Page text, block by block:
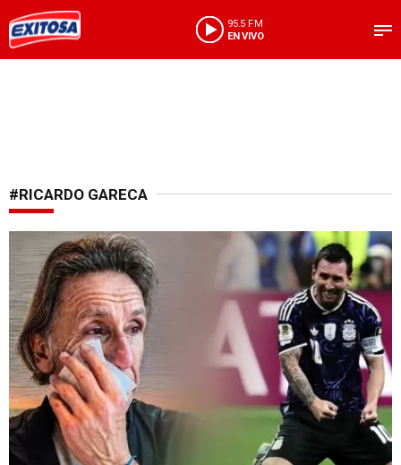
95.5 FM
EN VIVO
#RICARDO GARECA
El llanto del tigre